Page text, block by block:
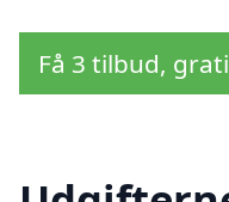
Få 3 tilbud,